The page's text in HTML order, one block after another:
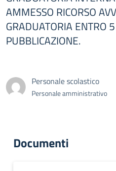
AMMESSO RICORSO
GRADUATORIA ENTRO
PUBBLICAZIONE.
Personale scolastico
Personale amministrativo
Documenti